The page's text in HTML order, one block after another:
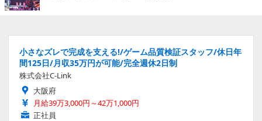
小さなズレで完成を支える!/ゲーム品質検証スタッフ/休日年
間125日/月収35万円が可能/完全週休2日制
株式会社C-Link
大阪府
月給39万3,000円～42万1,000円
正社員